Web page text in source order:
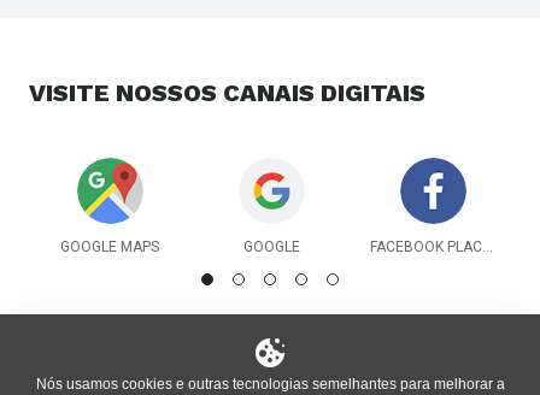
VISITE NOSSOS CANAIS DIGITAIS
GOOGLE MAPS GOOGLE FACEBOOK PLACES
Nós usamos cookies e outras tecnologias semelhantes para melhorar a